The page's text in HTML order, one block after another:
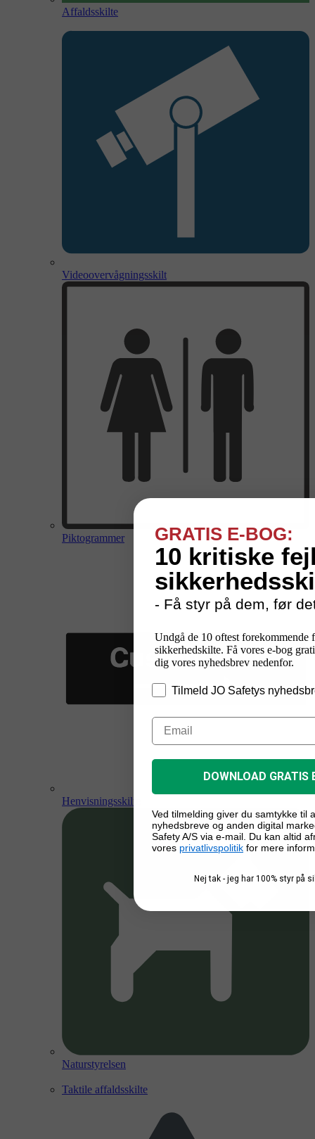
Affaldsskilte
Videoovervågningsskilt
Piktogrammer
Henvisningsskilte
Naturstyrelsen
Taktile affaldsskilte
GRATIS E-BOG:
10 kritiske
- Få styr på dem, før
Undgå de 10 oftest forekommende
sikkerhedskilte. Få vores e-bog
dig vores nyhedsbrev nedenfor.
Tilmeld JO Safetys
DOWNLOAD GRATIS
Ved tilmelding giver du samtykke til
nyhedsbreve og anden digital
Safety A/S via e-mail. Du kan altid
vores privatlivspolitik for mere
Nej tak - jeg har 100% styr på